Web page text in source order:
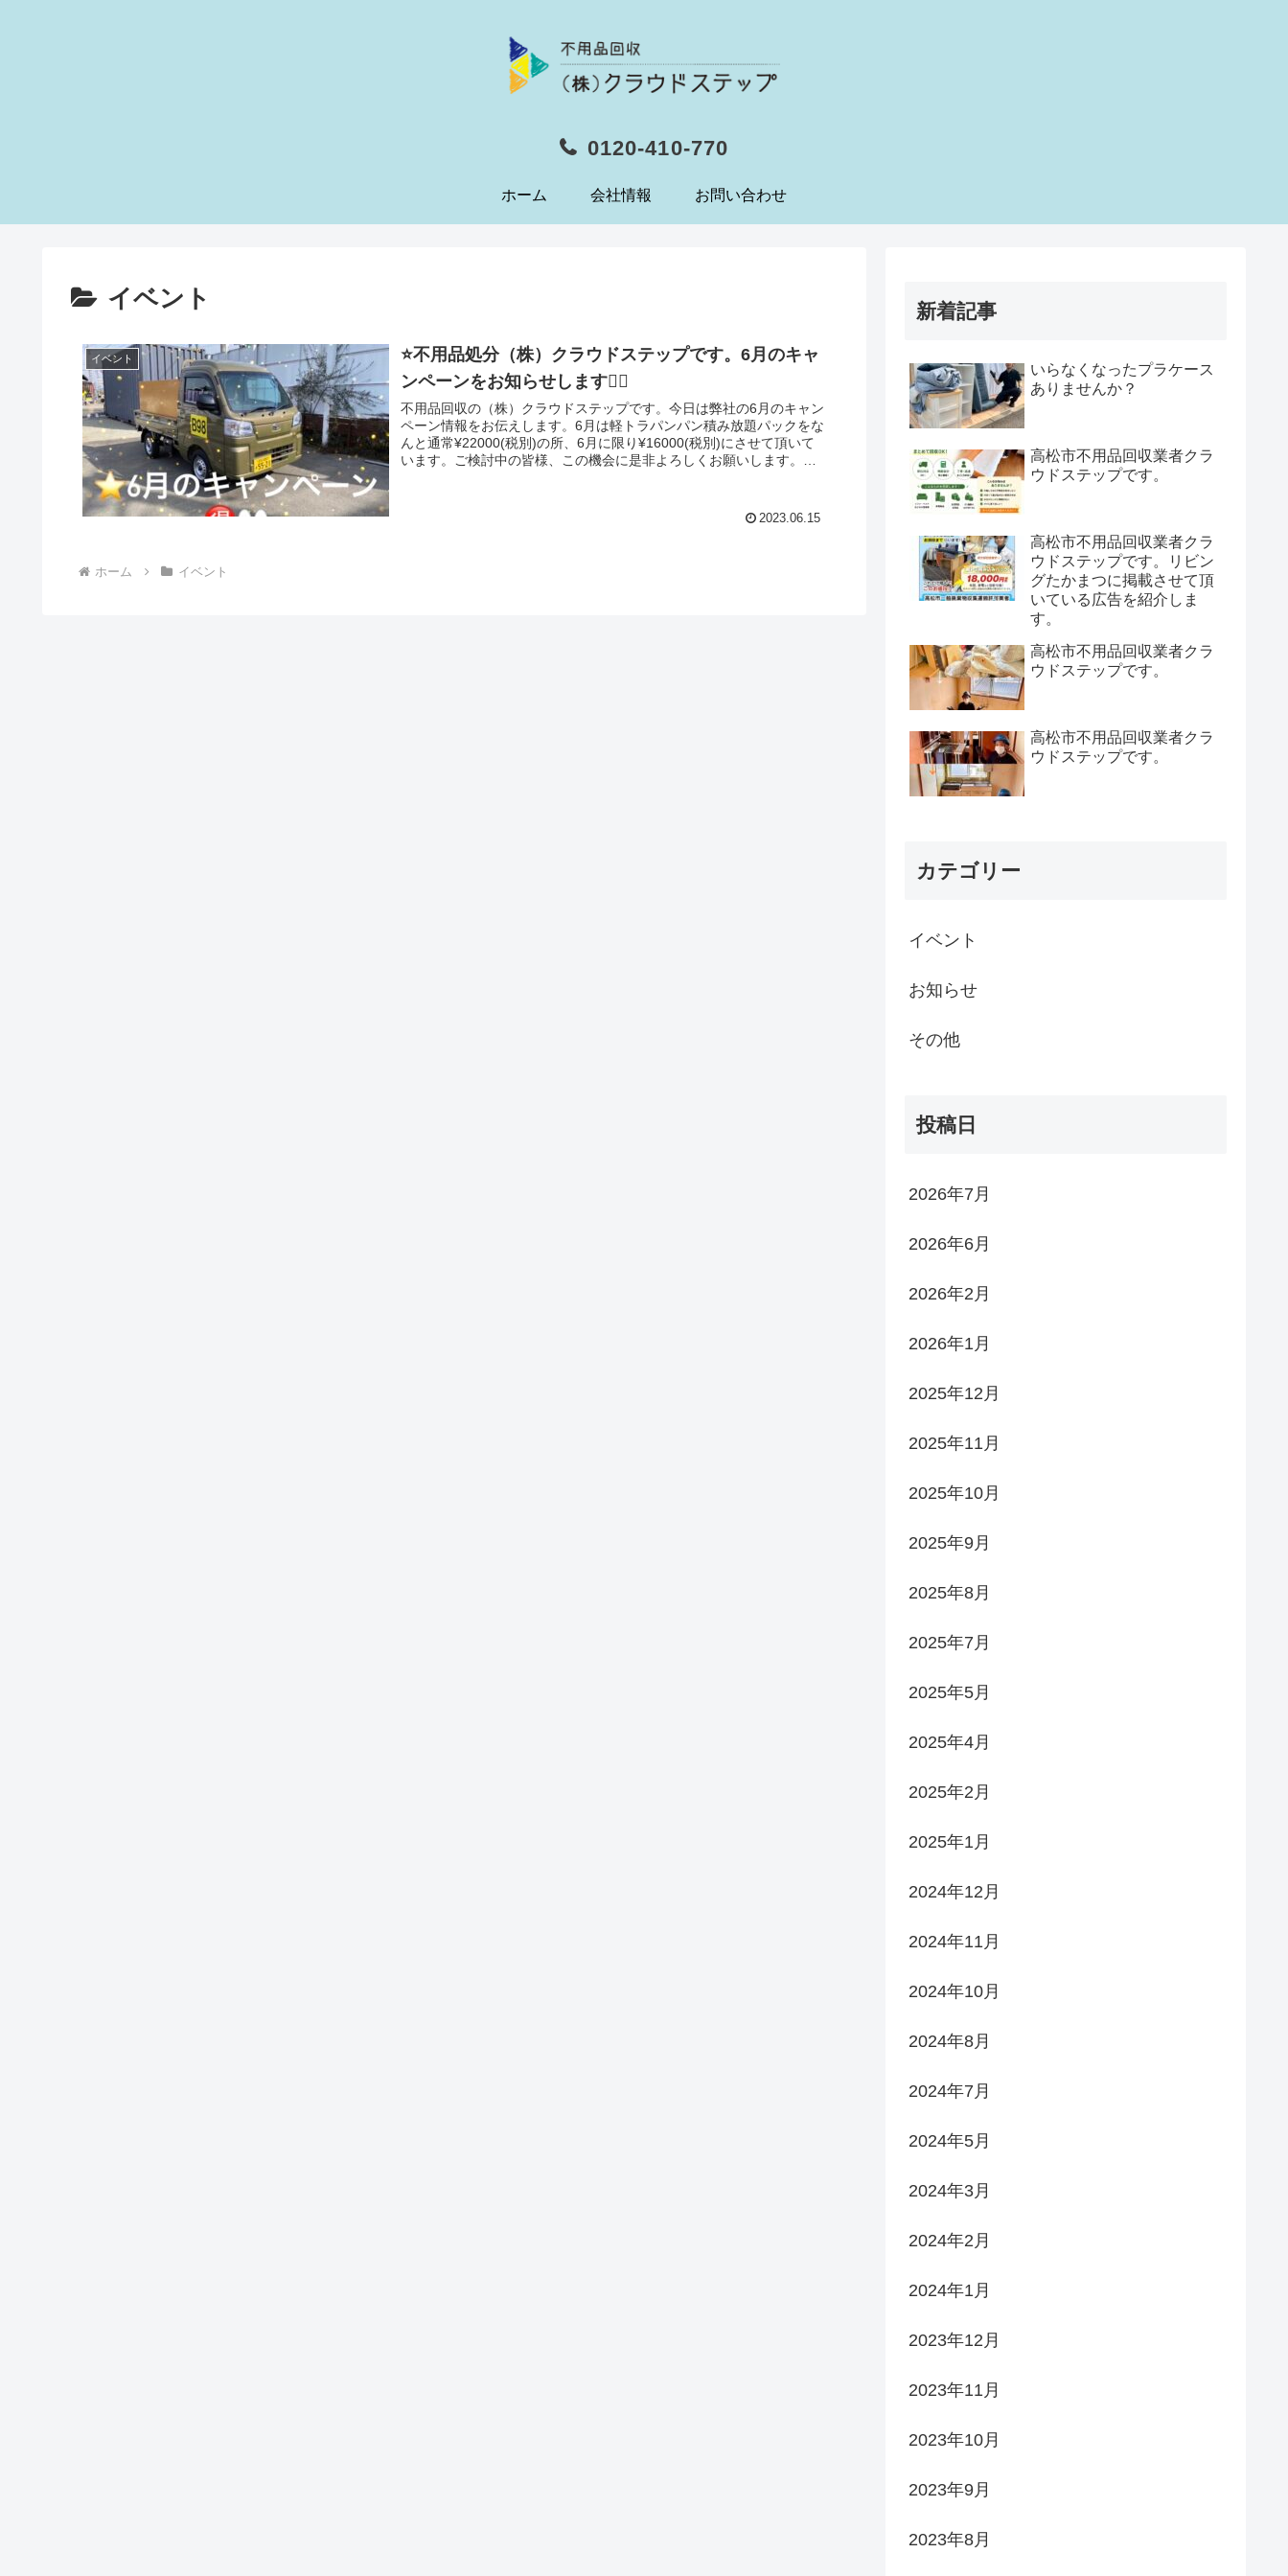
0120-410-770
ホーム 会社情報 お問い合わせ
イベント
イベント
⭐️不用品処分（株）クラウドステップです。6月のキャ
ンペーンをお知らせします🙇‍♀️
不用品回収の（株）クラウドステップです。今日は弊社の6月のキャン
ペーン情報をお伝えします。6月は軽トラパンパン積み放題パックをな
んと通常¥22000(税別)の所、6月に限り¥16000(税別)にさせて頂いて
います。ご検討中の皆様、この機会に是非よろしくお願いします。ク
て、空き家ポータルサイトメンバーです。なおもう少し紹介させて頂
2023.06.15
ホーム イベント
新着記事
いらなくなったプラケース
ありませんか？
高松市不用品回収業者クラ
ウドステップです。
高松市不用品回収業者クラ
ウドステップです。リビン
グたかまつに掲載させて頂
いている広告を紹介しま
す。
高松市不用品回収業者クラ
ウドステップです。
高松市不用品回収業者クラ
ウドステップです。
カテゴリー
イベント
お知らせ
その他
投稿日
2026年7月
2026年6月
2026年2月
2026年1月
2025年12月
2025年11月
2025年10月
2025年9月
2025年8月
2025年7月
2025年5月
2025年4月
2025年2月
2025年1月
2024年12月
2024年11月
2024年10月
2024年8月
2024年7月
2024年5月
2024年3月
2024年2月
2024年1月
2023年12月
2023年11月
2023年10月
2023年9月
2023年8月